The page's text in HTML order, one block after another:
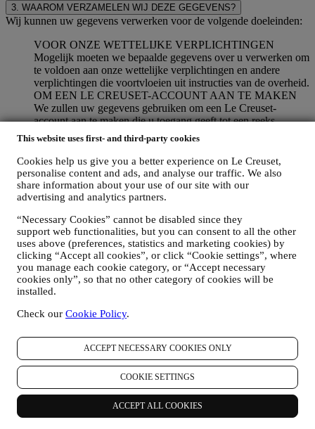
This website uses first- and third-party cookies
Cookies help us give you a better experience on Le Creuset,
personalise content and ads, and analyse our traffic. We also
share information about your use of our site with our
advertising and analytics partners.
“Necessary Cookies” cannot be disabled since they
support web functionalities, but you can consent to all the other
uses above (preferences, statistics and marketing cookies) by
clicking “Accept all cookies”, or click “Cookie settings”, where
you manage each cookie category, or “Accept necessary
cookies only”, so that no other category of cookies will be
installed.
Check our Cookie Policy.
ACCEPT NECESSARY COOKIES ONLY
COOKIE SETTINGS
ACCEPT ALL COOKIES
3. WAAROM VERZAMELEN WIJ DEZE GEGEVENS?
Wij kunnen uw gegevens verwerken voor de volgende doeleinden:
VOOR ONZE WETTELIJKE VERPLICHTINGEN
Mogelijk moeten we bepaalde gegevens over u verwerken om
te voldoen aan onze wettelijke verplichtingen en andere
verplichtingen die voortvloeien uit instructies van de overheid.
OM EEN LE CREUSET-ACCOUNT AAN TE MAKEN
We zullen uw gegevens gebruiken om een Le Creuset-
account aan te maken die u toegang geeft tot een reeks
voordelen voor geregistreerde gebruikers, om beter te kunnen
genieten van onze diensten, zoals sneller afrekenen, meerdere
verzendadressen opslaan, bestellingen bekijken en volgen.
Elke verwerkingsactiviteit is vereist om ons in staat te stellen
deze diensten aan u als Le Creuset-accounthouder te leveren.
OM UW BESTELLINGEN TE BEHEREN EN OM ONZE
TE LEVEREN
Wij zullen uw gegevens gebruiken om onze contractuele
relatie met u, uw aankoop van producten op de Website, uw
gebruik van de Website, eventuele latere hulp na de verkoop
of uw deelname aan onze wedstrijden te beheren. Mogelijk
moeten we bepaalde gegevens over u verwerken voor onze
administratieve doeleinden die verband houden met onze
contractuele relatie met u, zoals de boekhouding, facturering
en controle, verificatie van betaalkaarten, fraudescreening,
veiligheid, beveiliging, systeemtests, onderhoud en statistische
analyse. Af en toe moeten we mogelijk om administratieve of
operationele redenen contact met u opnemen. Bijvoorbeeld
om u een bevestiging van uw aankoop te sturen. We zullen
uw persoonsgegevens ook gebruiken om uw verzoeken te
kanalen worden verzonden. Deze verwerkingsactiviteit is